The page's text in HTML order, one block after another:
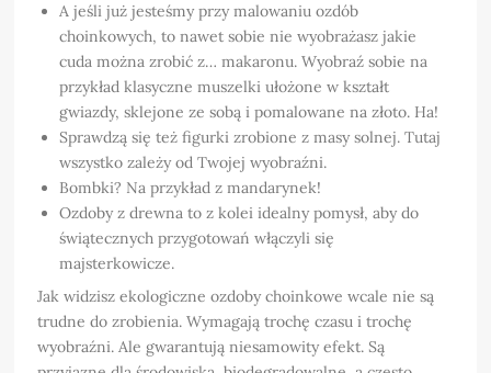
A jeśli już jesteśmy przy malowaniu ozdób
choinkowych, to nawet sobie nie wyobrażasz jakie
cuda można zrobić z… makaronu. Wyobraź sobie na
przykład klasyczne muszelki ułożone w kształt
gwiazdy, sklejone ze sobą i pomalowane na złoto. Ha!
Sprawdzą się też figurki zrobione z masy solnej. Tutaj
wszystko zależy od Twojej wyobraźni.
Bombki? Na przykład z mandarynek!
Ozdoby z drewna to z kolei idealny pomysł, aby do
świątecznych przygotowań włączyli się
majsterkowicze.
Jak widzisz ekologiczne ozdoby choinkowe wcale nie są
trudne do zrobienia. Wymagają trochę czasu i trochę
wyobraźni. Ale gwarantują niesamowity efekt. Są